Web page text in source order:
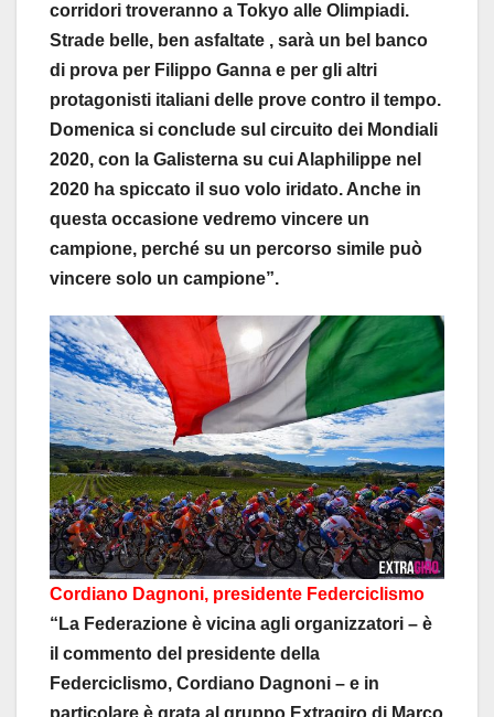
corridori troveranno a Tokyo alle Olimpiadi.
Strade belle, ben asfaltate , sarà un bel banco
di prova per Filippo Ganna e per gli altri
protagonisti italiani delle prove contro il tempo.
Domenica si conclude sul circuito dei Mondiali
2020, con la Galisterna su cui Alaphilippe nel
2020 ha spiccato il suo volo iridato. Anche in
questa occasione vedremo vincere un
campione, perché su un percorso simile può
vincere solo un campione”.
Cordiano Dagnoni, presidente Federciclismo
“La Federazione è vicina agli organizzatori – è
il commento del presidente della
Federciclismo, Cordiano Dagnoni – e in
particolare è grata al gruppo Extragiro di Marco